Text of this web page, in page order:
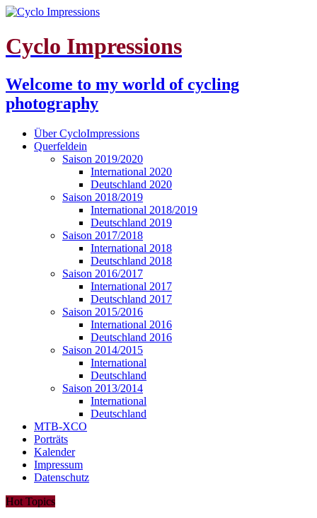
Cyclo Impressions
Welcome to my world of cycling
photography
Über CycloImpressions
Querfeldein
Saison 2019/2020
International 2020
Deutschland 2020
Saison 2018/2019
International 2018/2019
Deutschland 2019
Saison 2017/2018
International 2018
Deutschland 2018
Saison 2016/2017
International 2017
Deutschland 2017
Saison 2015/2016
International 2016
Deutschland 2016
Saison 2014/2015
International
Deutschland
Saison 2013/2014
International
Deutschland
MTB-XCO
Porträts
Kalender
Impressum
Datenschutz
Hot Topics